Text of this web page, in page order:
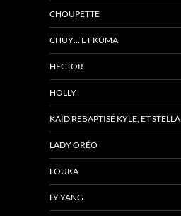
CHOUPETTE
CHUY… ET KUMA
HECTOR
HOLLY
KAÏD REBAPTISÉ KYLE, ET STELLA
LADY ORÉO
LOUKA
LY-YANG